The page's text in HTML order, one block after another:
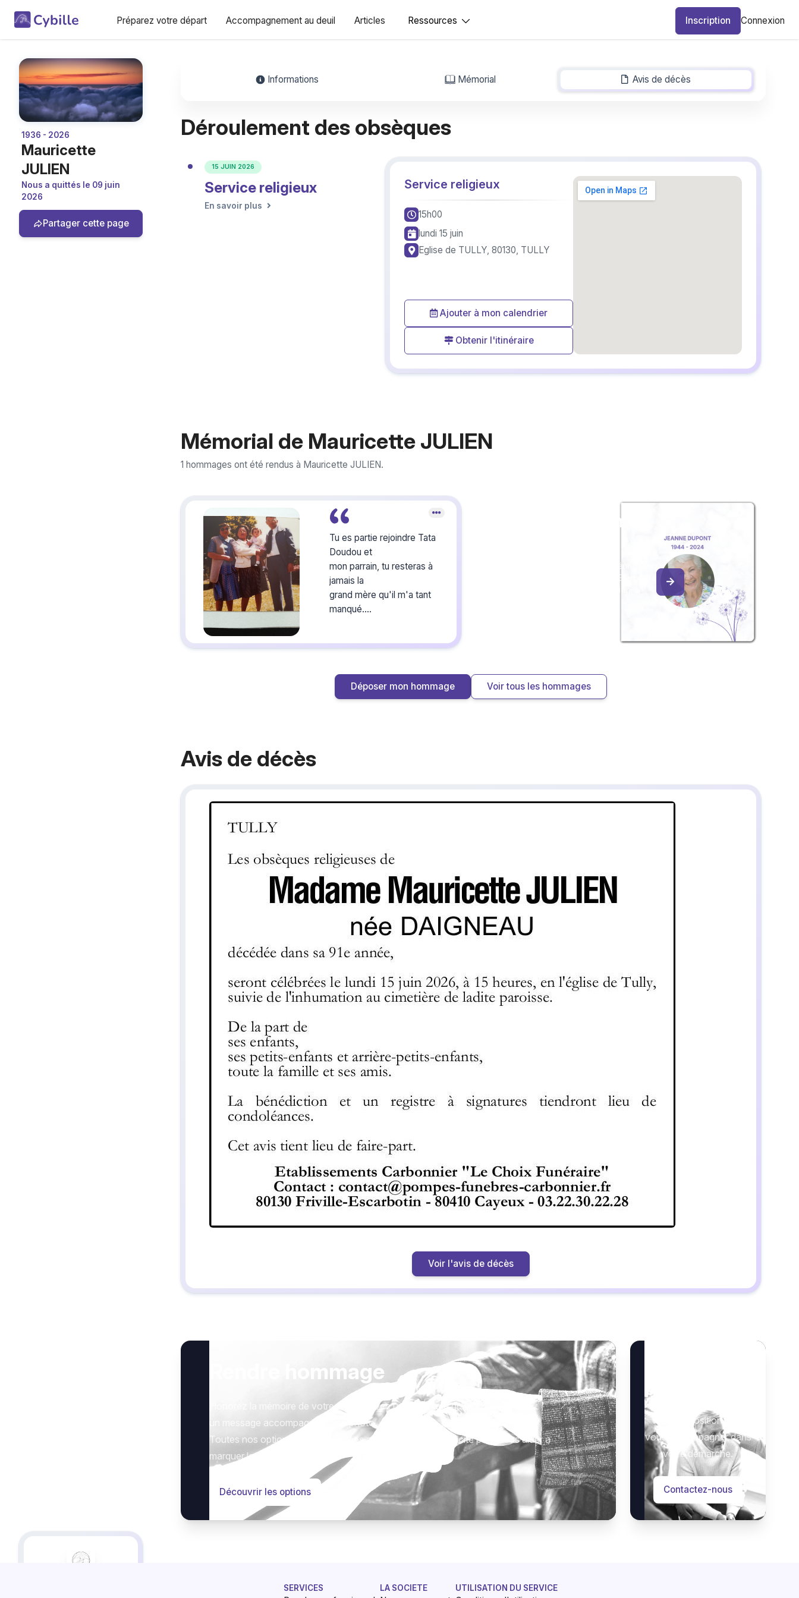
Préparez votre départ Accompagnement au deuil Articles Ressources Inscription Connexion
1936 - 2026
Mauricette
JULIEN
Nous a quittés le 09 juin
2026
Partager cette page
Informations Mémorial Avis de décès
-
Déroulement des obsèques
15 JUIN 2026
Service religieux
En savoir plus
Service religieux
15h00
lundi 15 juin
Eglise de TULLY, 80130, TULLY
Ajouter à mon calendrier
Obtenir l'itinéraire
Mémorial de Mauricette JULIEN
1 hommages ont été rendus à Mauricette JULIEN.
Tu es partie rejoindre Tata
Doudou et
mon parrain, tu resteras à
jamais la
grand mère qu'il m'a tant
manqué.
Créez un album
Créez un album collaboratif en réunissant
les hommages à Mauricette JULIEN, pour
Déposer mon hommage Voir tous les hommages
Avis de décès
Voir l'avis de décès
Rendre hommage
Honorez la mémoire de votre proche avec un hommage qui vous ressemble :
un message accompagné d'une photo.
Toutes nos options sont présentées avec respect et simplicité pour vous aider à
marquer le geste qui compte.
Découvrir les options
votre disposition pour
vous accompagner dans
votre démarche.
Contactez-nous
SERVICES LA SOCIETE UTILISATION DU SERVICE